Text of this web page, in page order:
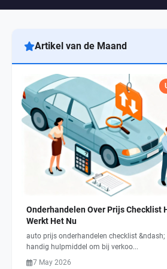
Artikel van de Maand
Onderhandelen Over Prijs Checklist
Werkt Het Nu
auto prijs onderhandelen checklist &ndash;
handig hulpmiddel om bij verkoo...
7 May 2026